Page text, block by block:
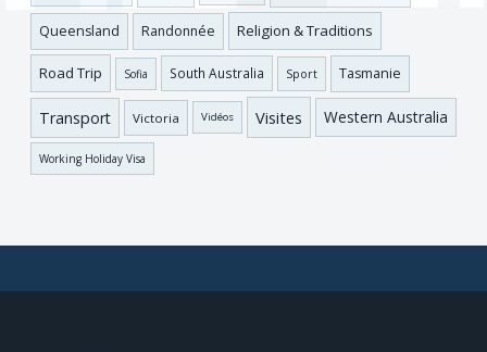
Queensland Randonnée Religion & Traditions
Road Trip Sofia South Australia Sport Tasmanie
Transport Victoria Vidéos Visites Western Australia
Working Holiday Visa